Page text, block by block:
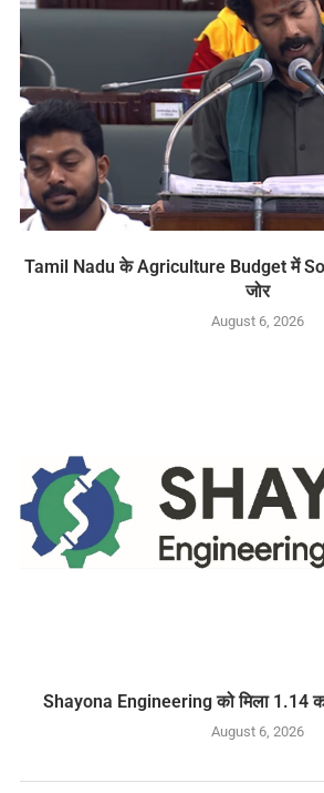
Tamil Nadu के Agriculture Budget में
जोर
August 6, 2026
Shayona Engineering को मिला 1.14
August 6, 2026